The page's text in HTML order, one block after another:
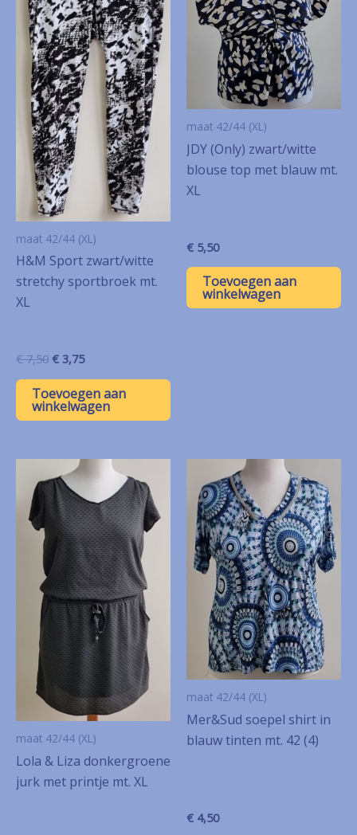
maat 42/44 (XL)
H&M Sport zwart/witte
stretchy sportbroek mt.
XL
€7,50 Oorspronkelijke
was:
€ 7,50.
€ 3,75Huidige
is:
€ 3,75.
Toevoegen aan
winkelwagen
maat 42/44 (XL)
JDY (Only) zwart/witte
blouse top met blauw mt.
XL
€ 5,50
Toevoegen aan
winkelwagen
maat 42/44 (XL)
Lola & Liza donkergroene
jurk met printje mt. XL
maat 42/44 (XL)
Mer&Sud soepel shirt in
blauw tinten mt. 42 (4)
€ 4,50